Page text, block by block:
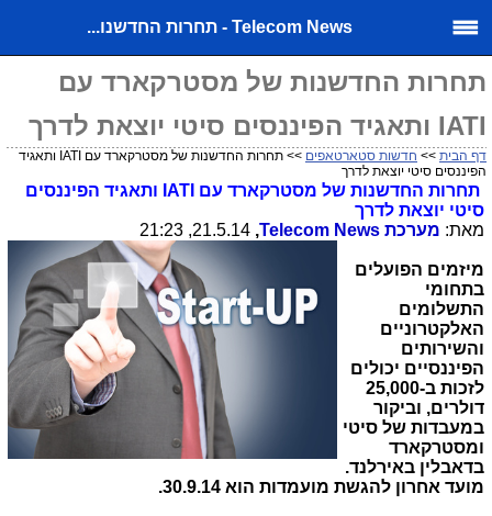
Telecom News - תחרות החדשנו...
תחרות החדשנות של מסטרקארד עם
IATI ותאגיד הפיננסים סיטי יוצאת לדרך
דף הבית >> חדשות סטארטאפים
>> תחרות החדשנות של מסטרקארד עם IATI ותאגיד
הפיננסים סיטי יוצאת לדרך
תחרות החדשנות של מסטרקארד עם IATI ותאגיד הפיננסים
סיטי יוצאת לדרך
מאת: מערכת Telecom News
,
21.5.14, 21:23
מיזמים הפועלים
בתחומי
התשלומים
האלקטרוניים
והשירותים
הפיננסיים יכולים
לזכות ב-25,000
דולרים, וביקור
במעבדות של סיטי
ומסטרקארד
בדאבלין באירלנד.
מועד אחרון להגשת מועמדות הוא 30.9.14.